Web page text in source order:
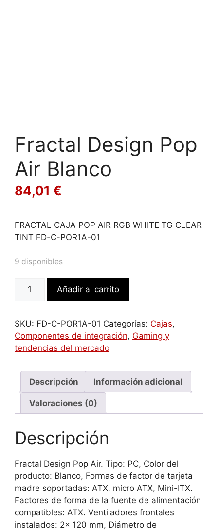
Fractal Design Pop
Air Blanco
84,01 €
FRACTAL CAJA POP AIR RGB WHITE TG CLEAR
TINT FD-C-POR1A-01
9 disponibles
Fractal
Air
Blanco
cantidad
Añadir al carrito
SKU: FD-C-POR1A-01 Categorías: Cajas,
Componentes de integración, Gaming y
tendencias del mercado
Descripción Información adicional
Valoraciones (0)
Descripción
Fractal Design Pop Air. Tipo: PC, Color del
producto: Blanco, Formas de factor de tarjeta
madre soportadas: ATX, micro ATX, Mini-ITX.
Factores de forma de la fuente de alimentación
compatibles: ATX. Ventiladores frontales
instalados: 2x 120 mm, Diámetro de